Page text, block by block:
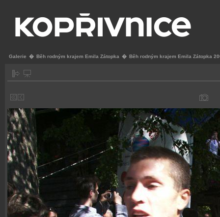
Galerie � Běh rodným krajem Emila Zátopka � Běh rodným krajem Emila Zátopka